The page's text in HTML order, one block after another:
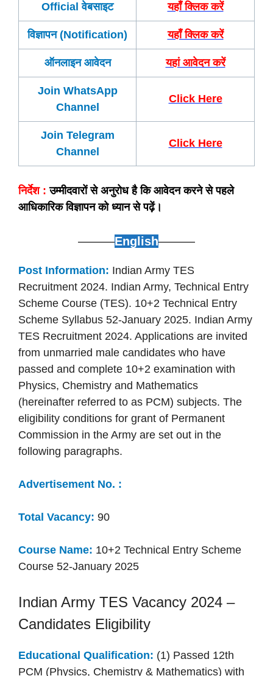
Official वेबसाइट यहाँ क्लिक करें
विज्ञापन (Notification) यहाँ क्लिक करें
ऑनलाइन आवेदन यहां आवेदन करें
Join WhatsApp
Channel
Click Here
Join Telegram
Channel
Click Here
निर्देश : उम्मीदवारों से अनुरोध है कि आवेदन करने से पहले
आधिकारिक विज्ञापन को ध्यान से पढ़ें।
———English———
Post Information: Indian Army TES
Recruitment 2024. Indian Army, Technical Entry
Scheme Course (TES). 10+2 Technical Entry
Scheme Syllabus 52-January 2025. Indian Army
TES Recruitment 2024. Applications are invited
from unmarried male candidates who have
passed and complete 10+2 examination with
Physics, Chemistry and Mathematics
(hereinafter referred to as PCM) subjects. The
eligibility conditions for grant of Permanent
Commission in the Army are set out in the
following paragraphs.
Advertisement No. :
Total Vacancy: 90
Course Name: 10+2 Technical Entry Scheme
Course 52-January 2025
Indian Army TES Vacancy 2024 –
Candidates Eligibility
Educational Qualification: (1) Passed 12th
PCM (Physics, Chemistry & Mathematics) with